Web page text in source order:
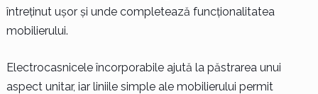
întreținut ușor și unde completează funcționalitatea
mobilierului.
Electrocasnicele încorporabile ajută la păstrarea unui
aspect unitar, iar liniile simple ale mobilierului permit